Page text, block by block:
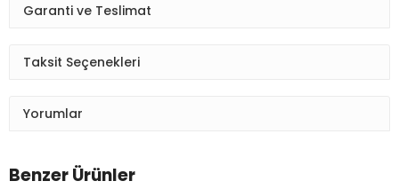
Garanti ve Teslimat
Taksit Seçenekleri
Yorumlar
Benzer Ürünler